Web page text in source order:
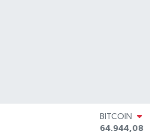
BITCOIN
64.944,08